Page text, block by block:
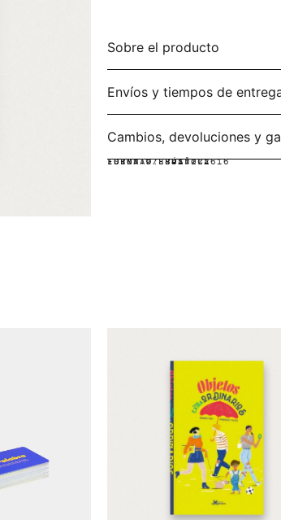
Sobre el producto
Envíos y tiempos de
Cambios, devoluciones y
IDIOMA:ESPAÑOL
FORMATO:RÚSTICA
ISBN: 9788417272616